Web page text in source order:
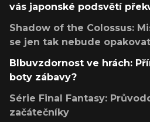
vás japonské podsvětí
Shadow of the Colossus:
se jen tak nebude opakovat
Blbuvzdornost ve hrách:
boty zábavy?
Série Final Fantasy:
začátečníky